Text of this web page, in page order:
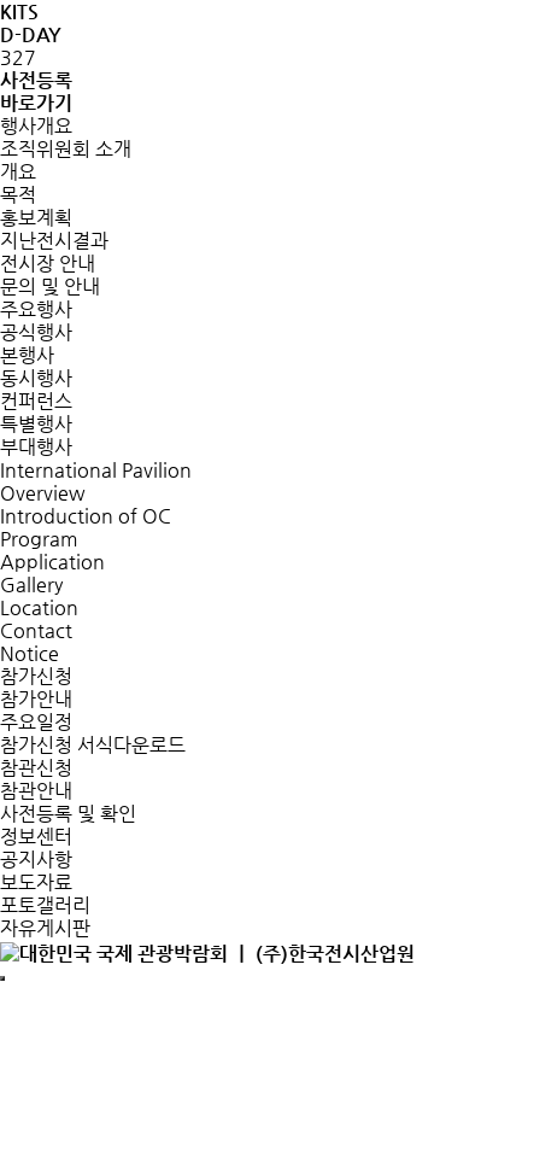
KITS
D-DAY
327
사전등록
바로가기
행사개요
조직위원회 소개
개요
목적
홍보계획
지난전시결과
전시장 안내
문의 및 안내
주요행사
공식행사
본행사
동시행사
컨퍼런스
특별행사
부대행사
International Pavilion
Overview
Introduction of OC
Program
Application
Gallery
Location
Contact
Notice
참가신청
참가안내
주요일정
참가신청 서식다운로드
참관신청
참관안내
사전등록 및 확인
정보센터
공지사항
보도자료
포토갤러리
자유게시판